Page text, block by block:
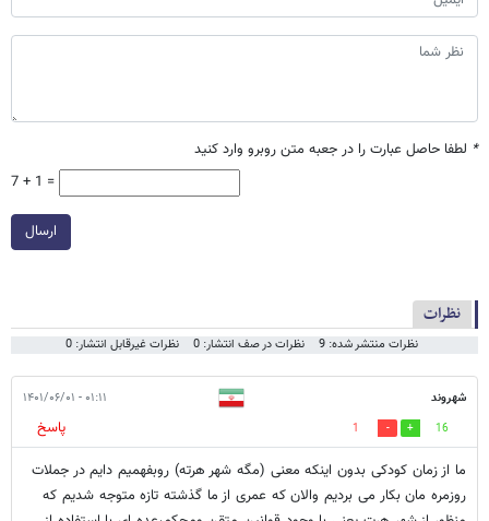
* لطفا حاصل عبارت را در جعبه متن روبرو وارد کنید
7 + 1 =
ارسال
نظرات
نظرات منتشر شده: 9 نظرات در صف انتشار: 0 نظرات غیرقابل انتشار: 0
شهروند ۰۱:۱۱ - ۱۴۰۱/۰۶/۰۱
16
1
پاسخ
ما از زمان کودکی بدون اینکه معنی (مگه شهر هرته) روبفهمیم دایم در جملات
روزمره مان بکار می بردیم والان که عمری از ما گذشته تازه متوجه شدیم که